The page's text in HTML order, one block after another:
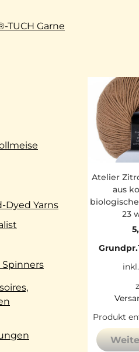
Atelier
aus
23
Grundpr.
Produkt
TUCH Garne
Dyed Yarns
Spinners